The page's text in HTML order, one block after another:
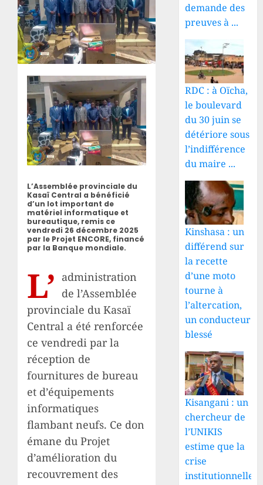
L’Assemblée provinciale du
Kasaï Central a bénéficié
d’un lot important de
matériel informatique et
bureautique, remis ce
vendredi 26 décembre 2025
par le Projet ENCORE, financé
par la Banque mondiale.
L’ administration
de l’Assemblée
provinciale du Kasaï
Central a été renforcée
ce vendredi par la
réception de
fournitures de bureau
et d’équipements
informatiques
flambant neufs. Ce don
émane du Projet
d’amélioration du
recouvrement des
demande des
preuves à ...
RDC : à Oïcha,
le boulevard
du 30 juin se
détériore sous
l’indifférence
du maire ...
Kinshasa : un
différend sur
la recette
d’une moto
tourne à
l’altercation,
un conducteur
blessé
Kisangani : un
chercheur de
l’UNIKIS
estime que la
crise
institutionnelle